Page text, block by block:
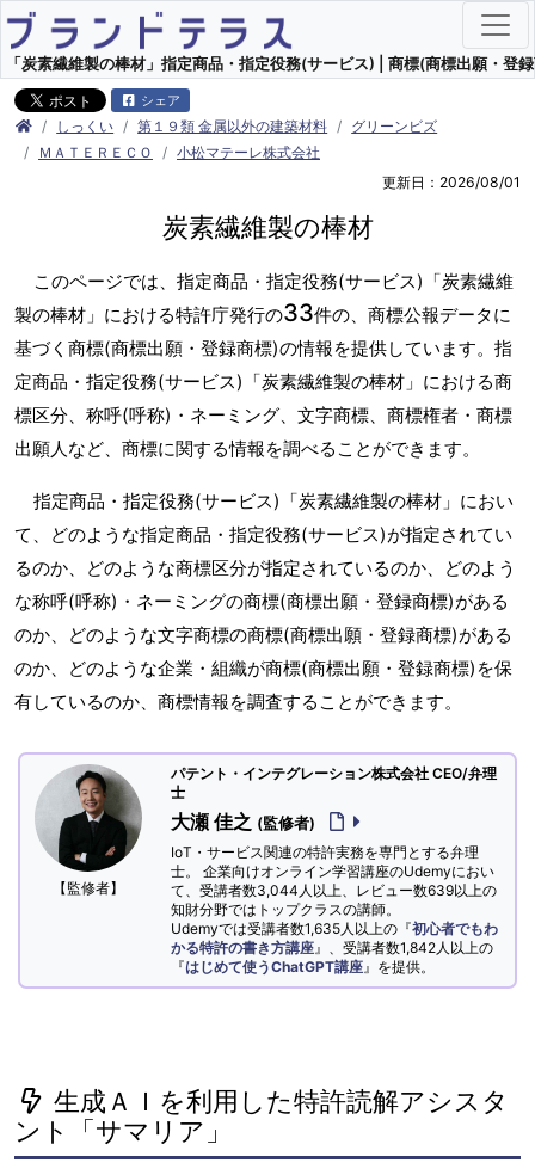
「炭素繊維製の棒材」指定商品・指定役務(サービス) | 商標(商標出願・登
シェア
しっくい 第１９類 金属以外の建築材料
グリーンビズ
ＭＡＴＥＲＥＣＯ
小松マテーレ株式会社
更新日：2026/08/01
炭素繊維製の棒材
このページでは、指定商品・指定役務(サービス)「炭素繊維
製の棒材」における特許庁発行の33件の、商標公報データに
基づく商標(商標出願・登録商標)の情報を提供しています。指
定商品・指定役務(サービス)「炭素繊維製の棒材」における商
標区分、称呼(呼称)・ネーミング、文字商標、商標権者・商標
出願人など、商標に関する情報を調べることができます。
指定商品・指定役務(サービス)「炭素繊維製の棒材」におい
て、どのような指定商品・指定役務(サービス)が指定されてい
るのか、どのような商標区分が指定されているのか、どのよう
な称呼(呼称)・ネーミングの商標(商標出願・登録商標)がある
のか、どのような文字商標の商標(商標出願・登録商標)がある
のか、どのような企業・組織が商標(商標出願・登録商標)を保
有しているのか、商標情報を調査することができます。
【監修者】
パテント・インテグレーション株式会社 CEO/弁理
士
大瀬 佳之 (監修者)
IoT・サービス関連の特許実務を専門とする弁理
士。 企業向けオンライン学習講座のUdemyにおい
て、受講者数3,044人以上、レビュー数639以上の
知財分野ではトップクラスの講師。
Udemyでは受講者数1,635人以上の『初心者でもわ
かる特許の書き方講座 』、受講者数1,842人以上の
『はじめて使うChatGPT講座 』を提供。
生成ＡＩを利用した特許読解アシスタ
ント「サマリア」